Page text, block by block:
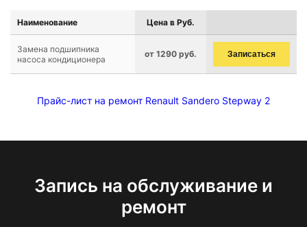
Наименование Цена в Руб.
Замена подшипника
насоса кондиционера
от 1290 руб. Записаться
Прайс-лист на ремонт Renault Sandero Stepway 2
Запись на обслуживание и
ремонт